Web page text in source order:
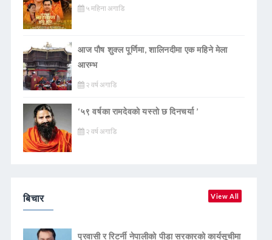
५ महिना अगाडि
आज पौष शुक्ल पूर्णिमा, शालिनदीमा एक महिने मेला
आरम्भ
२ वर्ष अगाडि
‘५९ वर्षका रामदेवकाे यस्ताे छ दिनचर्या ’
२ वर्ष अगाडि
बिचार View All
प्रवासी र रिटर्नी नेपालीको पीडा सरकारको कार्यसूचीमा